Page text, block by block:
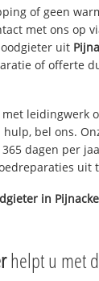
of geen
met ons op
uit
of offerte
leidingwerk
bel ons.
dagen per
uit
in
helpt u met